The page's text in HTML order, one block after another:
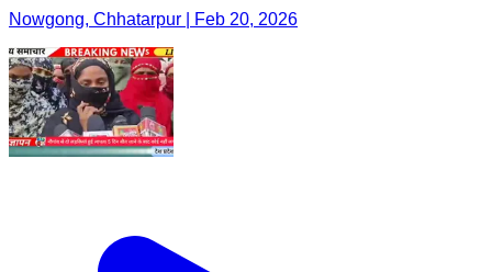
Nowgong, Chhatarpur | Feb 20, 2026